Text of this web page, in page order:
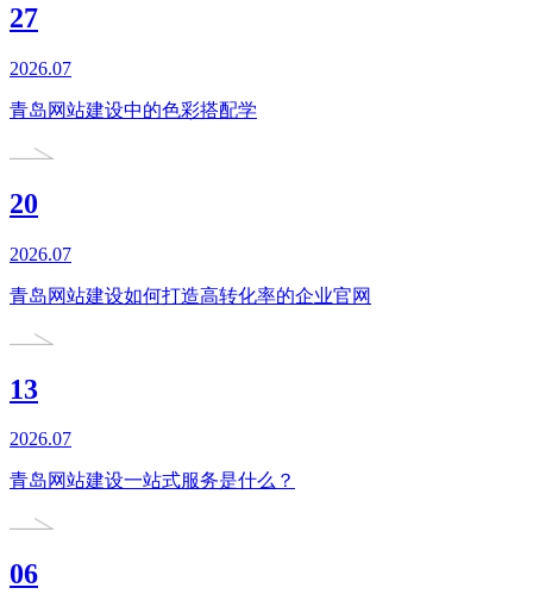
27
2026.07
青岛网站建设中的色彩搭配学
20
2026.07
青岛网站建设如何打造高转化率的企业官网
13
2026.07
青岛网站建设一站式服务是什么？
06